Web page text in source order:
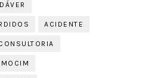
ACIDENTE